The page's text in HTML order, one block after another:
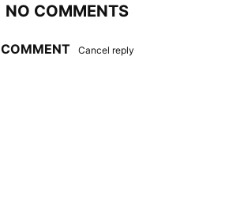
NO COMMENTS
COMMENT Cancel reply